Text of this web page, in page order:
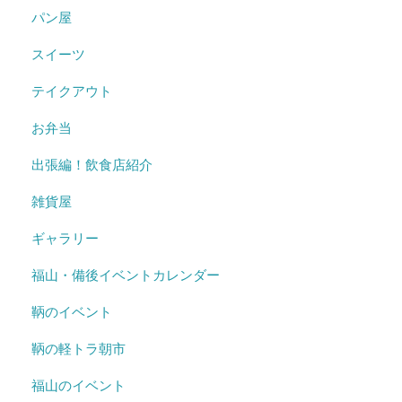
パン屋
スイーツ
テイクアウト
お弁当
出張編！飲食店紹介
雑貨屋
ギャラリー
福山・備後イベントカレンダー
鞆のイベント
鞆の軽トラ朝市
福山のイベント